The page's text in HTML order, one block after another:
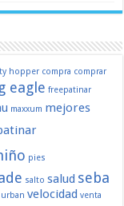
hopper compra comprar
eagle freepatinar
maxxum mejores
pies
salto salud seba
urban velocidad venta